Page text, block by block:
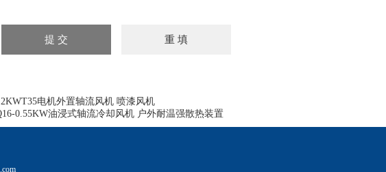
电机外置轴流风机 喷漆风机
0.55KW油浸式轴流冷却风机 户外耐温强散热装置